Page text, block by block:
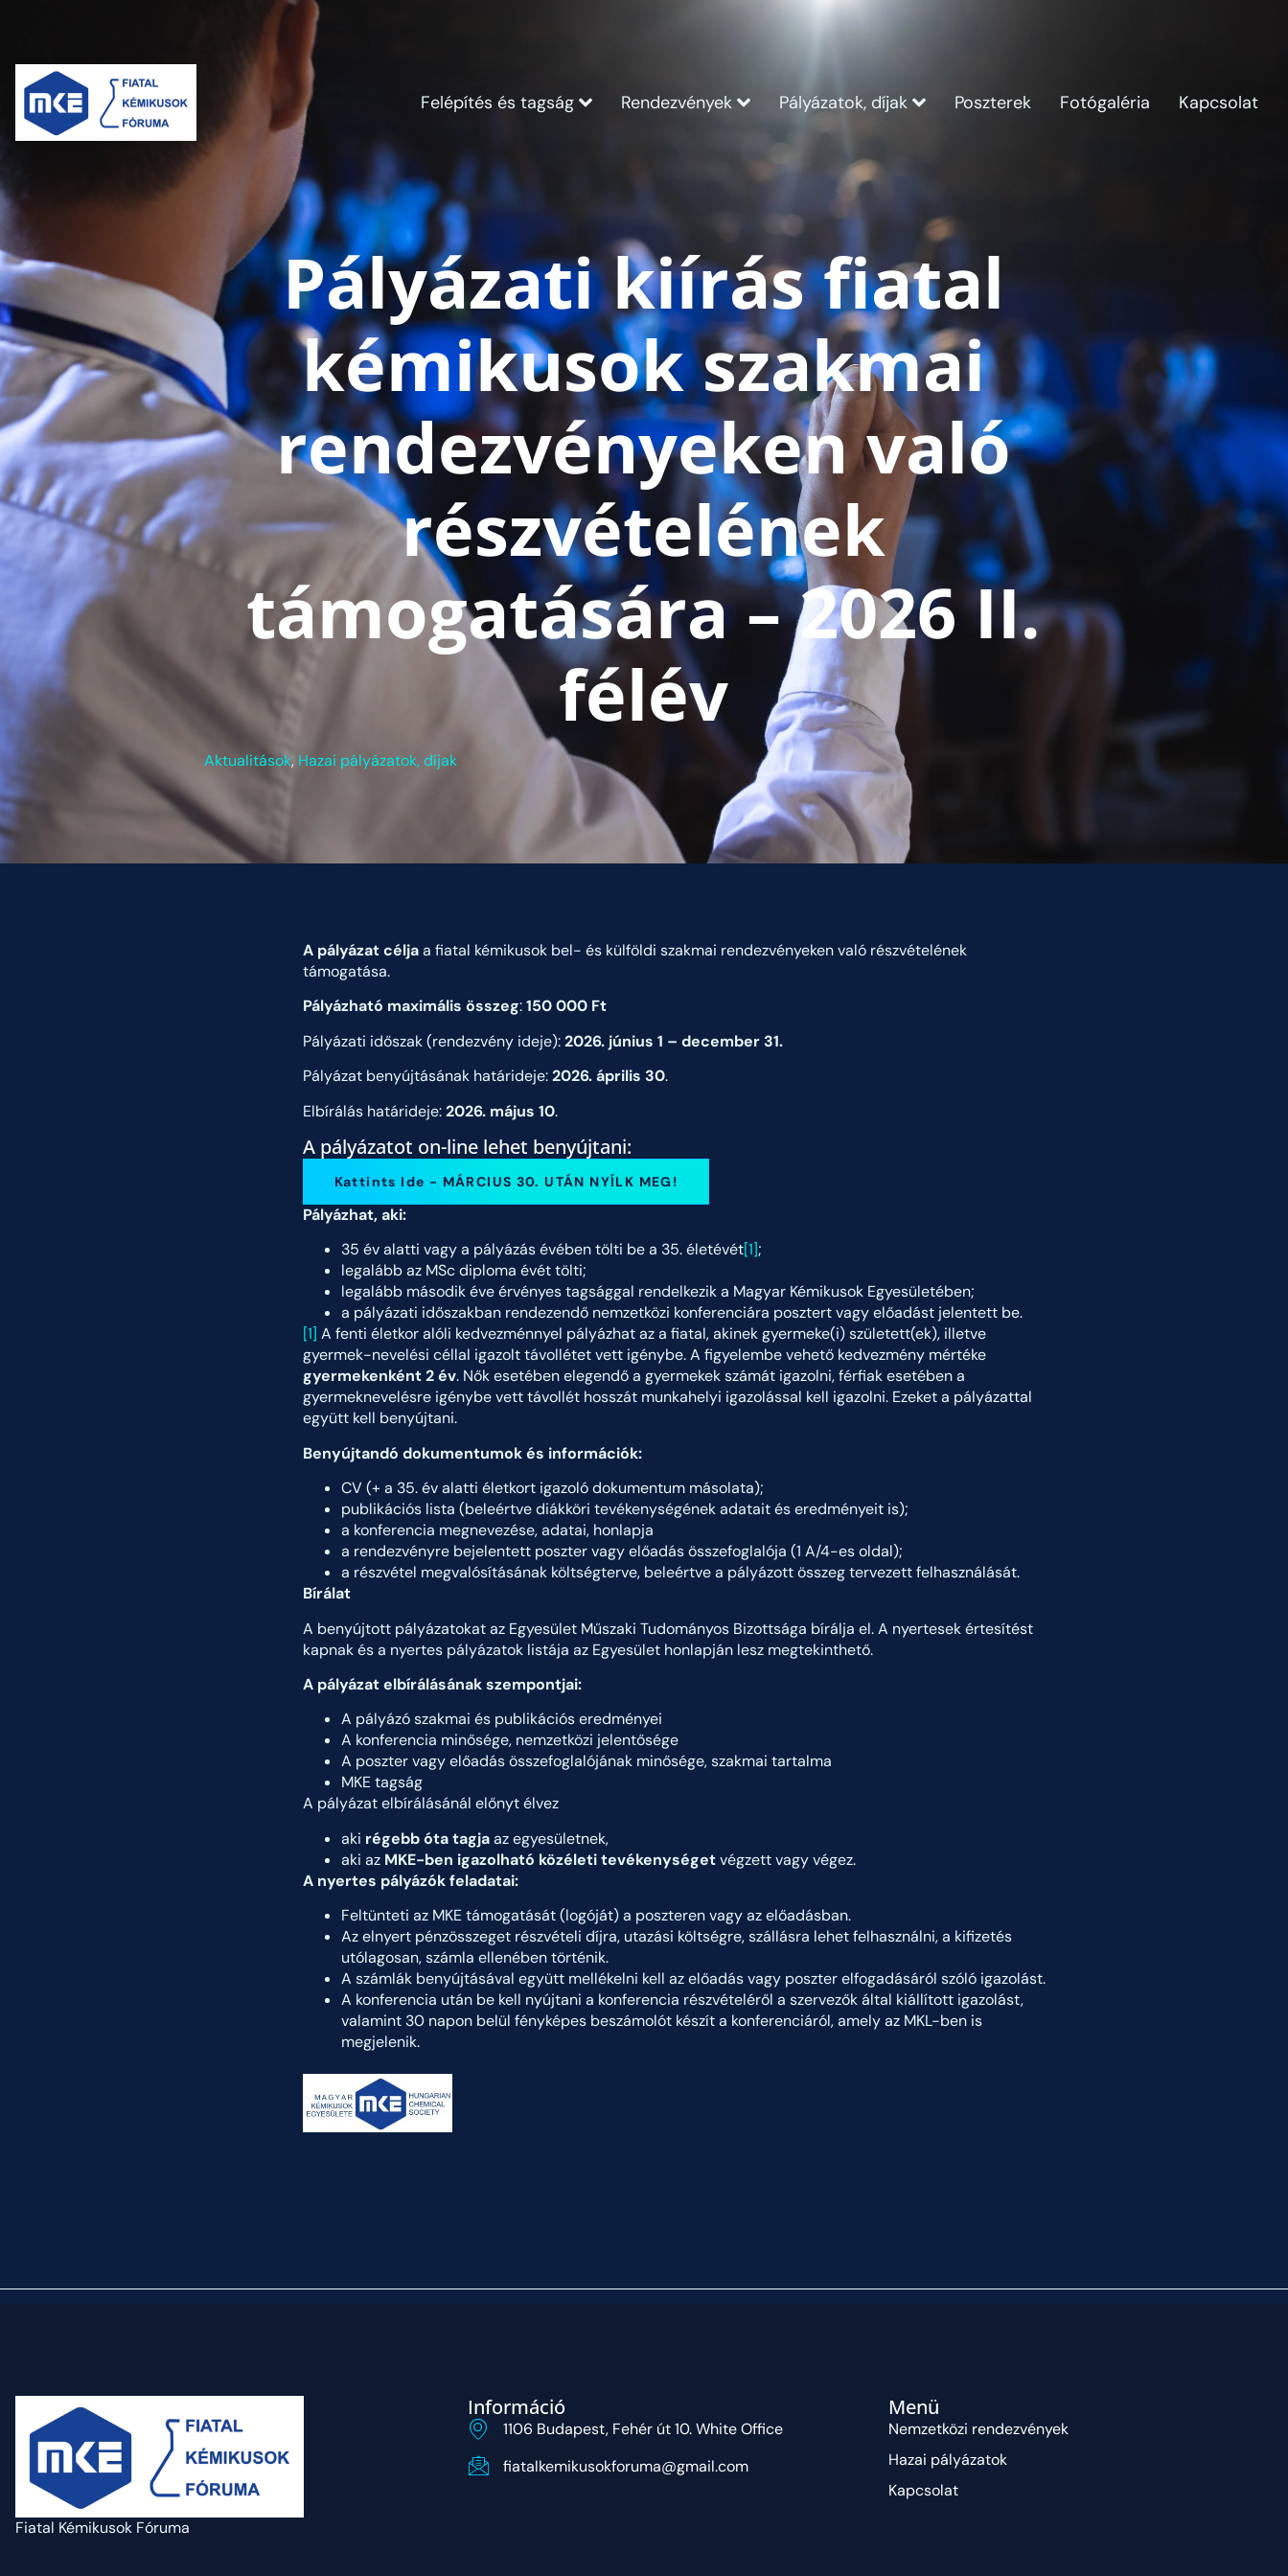
Felépítés és tagság Rendezvények Pályázatok, díjak Poszterek Fotógaléria Kapcsolat
Pályázati kiírás fiatal
kémikusok szakmai
rendezvényeken való
részvételének
támogatására – 2026 II.
félév
Aktualitások, Hazai pályázatok, díjak
A pályázat céljaa fiatal kémikusok bel- és külföldi szakmai rendezvényeken való részvételének
támogatása.
Pályázható maximális összeg:150 000 Ft
Pályázati időszak (rendezvény ideje):2026. június 1 – december 31.
Pályázat benyújtásának határideje:2026. április 30.
Elbírálás határideje:2026. május 10.
A pályázatot on-line lehet benyújtani:
Kattints Ide - MÁRCIUS 30. UTÁN NYÍLK MEG!
Pályázhat, aki:
35 év alatti vagy a pályázás évében tölti be a 35. életévét[1];
legalább az MSc diploma évét tölti;
legalább második éve érvényes tagsággal rendelkezik a Magyar Kémikusok Egyesületében;
a pályázati időszakban rendezendő nemzetközi konferenciára posztert vagy előadást jelentett be.
[1] A fenti életkor alóli kedvezménnyel pályázhat az a fiatal, akinek gyermeke(i) született(ek), illetve
gyermek-nevelési céllal igazolt távollétet vett igénybe. A figyelembe vehető kedvezmény mértéke
gyermekenként 2 év. Nők esetében elegendő a gyermekek számát igazolni, férfiak esetében a
gyermeknevelésre igénybe vett távollét hosszát munkahelyi igazolással kell igazolni. Ezeket a pályázattal
együtt kell benyújtani.
Benyújtandó dokumentumok és információk:
CV (+ a 35. év alatti életkort igazoló dokumentum másolata);
publikációs lista (beleértve diákköri tevékenységének adatait és eredményeit is);
a konferencia megnevezése, adatai, honlapja
a rendezvényre bejelentett poszter vagy előadás összefoglalója (1 A/4-es oldal);
a részvétel megvalósításának költségterve, beleértve a pályázott összeg tervezett felhasználását.
Bírálat
A benyújtott pályázatokat az Egyesület Műszaki Tudományos Bizottsága bírálja el. A nyertesek értesítést
kapnak és a nyertes pályázatok listája az Egyesület honlapján lesz megtekinthető.
A pályázat elbírálásának szempontjai:
A pályázó szakmai és publikációs eredményei
A konferencia minősége, nemzetközi jelentősége
A poszter vagy előadás összefoglalójának minősége, szakmai tartalma
MKE tagság
A pályázat elbírálásánál előnyt élvez
aki régebb óta tagjaaz egyesületnek,
aki az MKE-ben igazolható közéleti tevékenységetvégzett vagy végez.
A nyertes pályázók feladatai:
Feltünteti az MKE támogatását (logóját) a poszteren vagy az előadásban.
Az elnyert pénzösszeget részvételi díjra, utazási költségre, szállásra lehet felhasználni, a kifizetés
utólagosan, számla ellenében történik.
A számlák benyújtásával együtt mellékelni kell az előadás vagy poszter elfogadásáról szóló igazolást.
A konferencia után be kell nyújtani a konferencia részvételéről a szervezők által kiállított igazolást,
valamint 30 napon belül fényképes beszámolót készít a konferenciáról, amely az MKL-ben is
megjelenik.
Fiatal Kémikusok Fóruma
Információ
1106 Budapest, Fehér út 10. White Office
fiatalkemikusokforuma@gmail.com
Menü
Nemzetközi rendezvények
Hazai pályázatok
Kapcsolat